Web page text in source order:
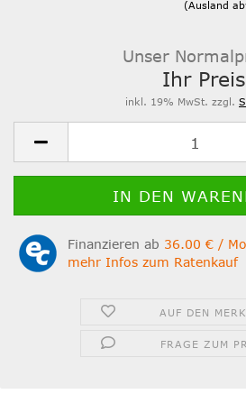
(Ausland
Unser
Ihr
inkl. 19% MwSt. zzgl.
Finanzieren ab 36.00 € /
mehr Infos zum Ratenkauf
AUF DEN
FRAGE ZUM